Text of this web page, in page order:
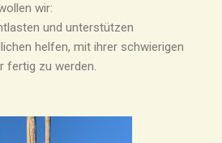
wir:
und unterstützen
helfen, mit ihrer schwierigen
fertig zu werden.